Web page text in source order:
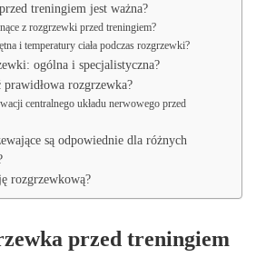
treningiem jest ważna?
z rozgrzewki przed treningiem?
i temperatury ciała podczas rozgrzewki?
ogólna i specjalistyczna?
rozgrzewka?
centralnego układu nerwowego przed
są odpowiednie dla różnych
rozgrzewkową?
przed treningiem